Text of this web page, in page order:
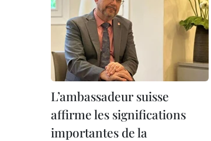
L’ambassadeur suisse
affirme les significations
importantes de la